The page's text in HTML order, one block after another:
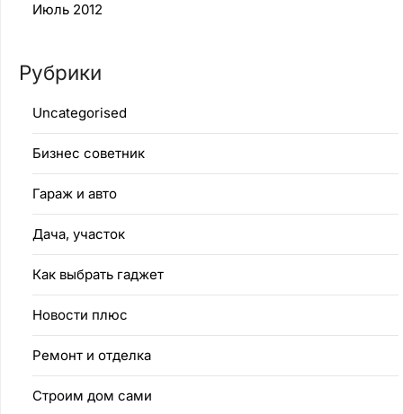
Июль 2012
Рубрики
Uncategorised
Бизнес советник
Гараж и авто
Дача, участок
Как выбрать гаджет
Новости плюс
Ремонт и отделка
Строим дом сами